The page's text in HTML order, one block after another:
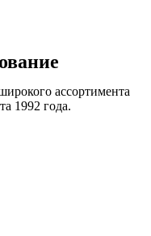
ассортимента
1992 года.